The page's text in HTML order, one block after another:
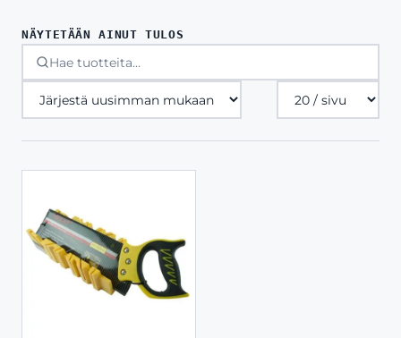
NÄYTETÄÄN AINUT TULOS
Tuotteita
sivulla